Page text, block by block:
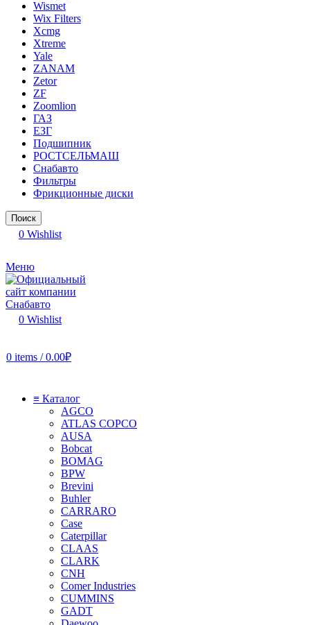
Wismet
Wix Filters
Xcmg
Xtreme
Yale
ZANAM
Zetor
ZF
Zoomlion
ГАЗ
ЕЗГ
Подшипник
РОСТСЕЛЬМАШ
Снабавто
Фильтры
Фрикционные диски
Поиск
0 Wishlist
Меню
0 Wishlist
0 items / 0.00₽
≡ Каталог
AGCO
ATLAS COPCO
AUSA
Bobcat
BOMAG
BPW
Brevini
Buhler
CARRARO
Case
Caterpillar
CLAAS
CLARK
CNH
Comer Industries
CUMMINS
GADT